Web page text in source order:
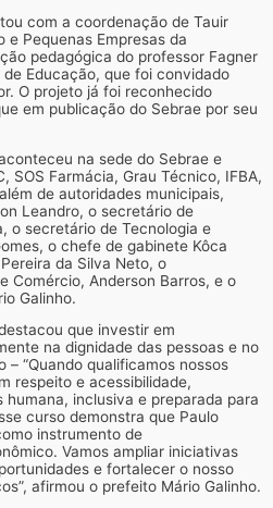
com a coordenação de Tauir
e Pequenas Empresas da
pedagógica do professor Fagner
Educação, que foi convidado
O projeto já foi reconhecido
em publicação do Sebrae por seu
na sede do Sebrae e
SOS Farmácia, Grau Técnico, IFBA,
de autoridades municipais,
Leandro, o secretário de
o secretário de Tecnologia e
o chefe de gabinete Kôca
da Silva Neto, o
Comércio, Anderson Barros, e o
Galinho.
que investir em
na dignidade das pessoas e no
“Quando qualificamos nossos
respeito e acessibilidade,
inclusiva e preparada para
curso demonstra que Paulo
instrumento de
Vamos ampliar iniciativas
e fortalecer o nosso
afirmou o prefeito Mário Galinho.